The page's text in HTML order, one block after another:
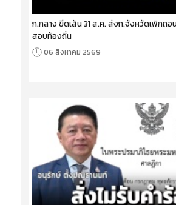
ก.กลาง ขีดเส้น 31 ส.ค. ส่งก.จังหวัดเพิกถอน
สอบท้องถิ่น
06 สิงหาคม 2569